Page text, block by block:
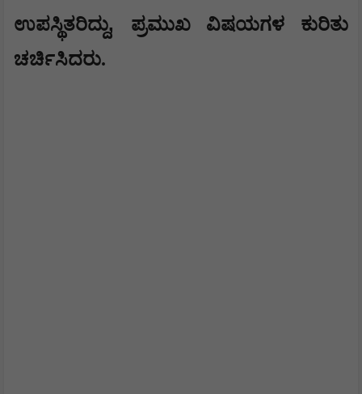
ಉಪಸ್ಥಿತರಿದ್ದು, ಪ್ರಮುಖ ವಿಷಯಗಳ ಕುರಿತು
ಚರ್ಚಿಸಿದರು.